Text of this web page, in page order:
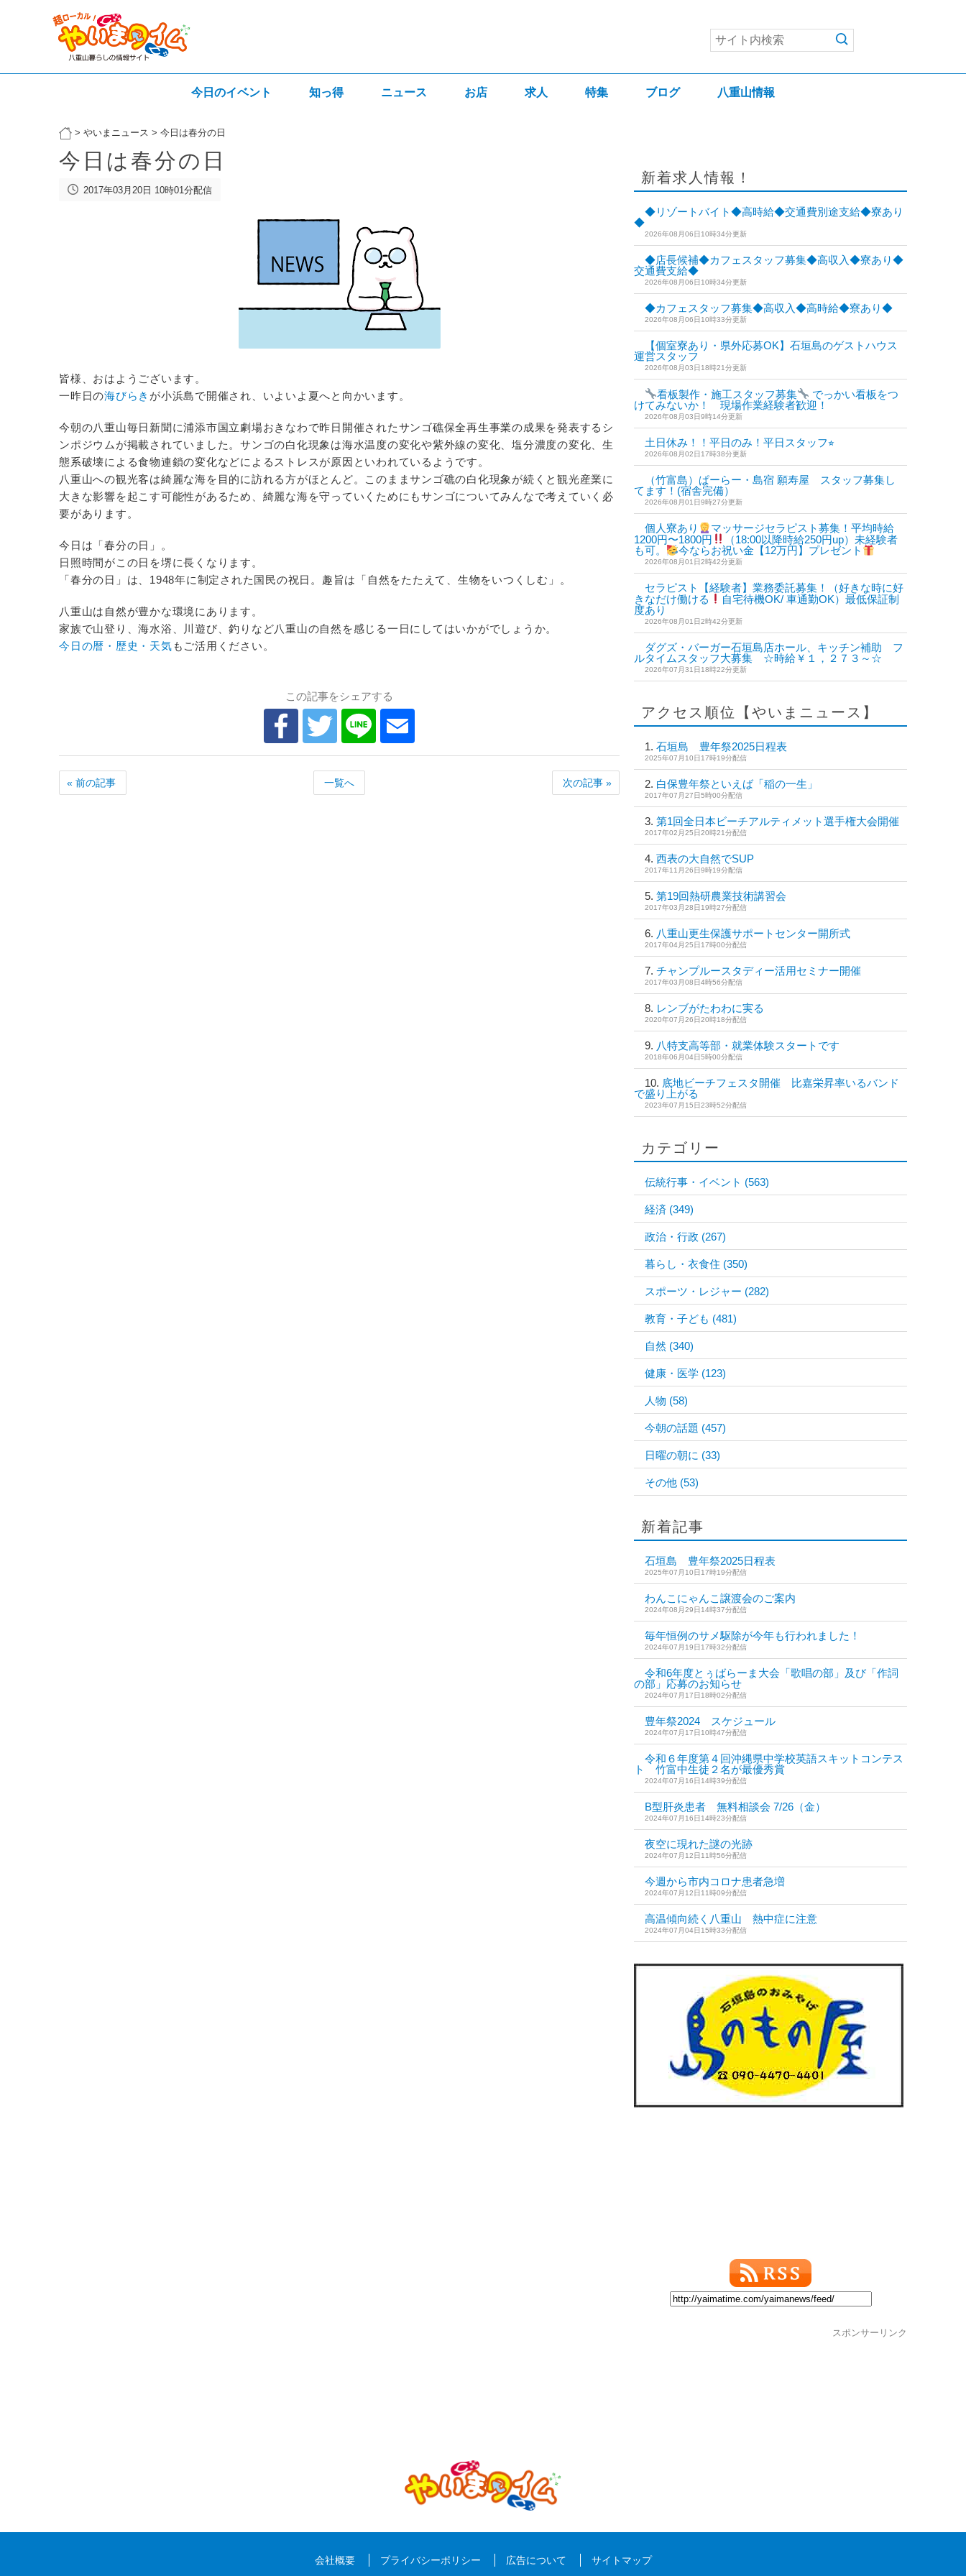
今日のイベント 知っ得 ニュース お店 求人 特集 ブログ 八重山情報
> やいまニュース > 今日は春分の日
今日は春分の日
2017年03月20日 10時01分配信
皆様、おはようございます。
一昨日の海びらき が小浜島で開催され、いよいよ夏へと向かいます。
今朝の八重山毎日新聞に浦添市国立劇場おきなわで昨日開催されたサンゴ礁保全再生事業の成果を発表するシ
ンポジウムが掲載されていました。サンゴの白化現象は海水温度の変化や紫外線の変化、塩分濃度の変化、生
態系破壊による食物連鎖の変化などによるストレスが原因といわれているようです。
八重山への観光客は綺麗な海を目的に訪れる方がほとんど。このままサンゴ礁の白化現象が続くと観光産業に
大きな影響を起こす可能性があるため、綺麗な海を守っていくためにもサンゴについてみんなで考えていく必
要があります。
今日は「春分の日」。
日照時間がこの日を堺に長くなります。
「春分の日」は、1948年に制定された国民の祝日。趣旨は「自然をたたえて、生物をいつくしむ」。
八重山は自然が豊かな環境にあります。
家族で山登り、海水浴、川遊び、釣りなど八重山の自然を感じる一日にしてはいかがでしょうか。
今日の暦・歴史・天気 もご活用ください。
この記事をシェアする
« 前の記事 一覧へ 次の記事 »
新着求人情報！
◆リゾートバイト◆高時給◆交通費別途支給◆寮あり
◆
2026年08月06日10時34分更新
◆店長候補◆カフェスタッフ募集◆高収入◆寮あり◆
交通費支給◆
2026年08月06日10時34分更新
◆カフェスタッフ募集◆高収入◆高時給◆寮あり◆
2026年08月06日10時33分更新
【個室寮あり・県外応募OK】石垣島のゲストハウス
運営スタッフ
2026年08月03日18時21分更新
看板製作・施工スタッフ募集
でっかい看板をつ
けてみないか！ 現場作業経験者歓迎！
2026年08月03日9時14分更新
土日休み！！平日のみ！平日スタッフ⭐︎
2026年08月02日17時38分更新
（竹富島）ぱーらー・島宿 願寿屋 スタッフ募集し
てます！(宿舎完備）
2026年08月01日9時27分更新
個人寮あり
マッサージセラピスト募集！平均時給
1200円〜1800円
（18:00以降時給250円up）未経験者
も可。
今ならお祝い金【12万円】プレゼント
2026年08月01日2時42分更新
セラピスト【経験者】業務委託募集！（好きな時に好
きなだけ働ける
自宅待機OK/ 車通勤OK）最低保証制
度あり
2026年08月01日2時42分更新
ダグズ・バーガー石垣島店ホール、キッチン補助 フ
ルタイムスタッフ大募集 ☆時給￥１，２７３～☆
2026年07月31日18時22分更新
アクセス順位【やいまニュース】
石垣島 豊年祭2025日程表
2025年07月10日17時19分配信
白保豊年祭といえば「稲の一生」
2017年07月27日5時00分配信
第1回全日本ビーチアルティメット選手権大会開催
2017年02月25日20時21分配信
西表の大自然でSUP
2017年11月26日9時19分配信
第19回熱研農業技術講習会
2017年03月28日19時27分配信
八重山更生保護サポートセンター開所式
2017年04月25日17時00分配信
チャンプルースタディー活用セミナー開催
2017年03月08日4時56分配信
レンブがたわわに実る
2020年07月26日20時18分配信
八特支高等部・就業体験スタートです
2018年06月04日5時00分配信
底地ビーチフェスタ開催 比嘉栄昇率いるバンド
で盛り上がる
2023年07月15日23時52分配信
カテゴリー
伝統行事・イベント (563)
経済 (349)
政治・行政 (267)
暮らし・衣食住 (350)
スポーツ・レジャー (282)
教育・子ども (481)
自然 (340)
健康・医学 (123)
人物 (58)
今朝の話題 (457)
日曜の朝に (33)
その他 (53)
新着記事
石垣島 豊年祭2025日程表
2025年07月10日17時19分配信
わんこにゃんこ譲渡会のご案内
2024年08月29日14時37分配信
毎年恒例のサメ駆除が今年も行われました！
2024年07月19日17時32分配信
令和6年度とぅばらーま大会「歌唱の部」及び「作詞
の部」応募のお知らせ
2024年07月17日18時02分配信
豊年祭2024 スケジュール
2024年07月17日10時47分配信
令和６年度第４回沖縄県中学校英語スキットコンテス
ト 竹富中生徒２名が最優秀賞
2024年07月16日14時39分配信
B型肝炎患者 無料相談会 7/26（金）
2024年07月16日14時23分配信
夜空に現れた謎の光跡
2024年07月12日11時56分配信
今週から市内コロナ患者急増
2024年07月12日11時09分配信
高温傾向続く八重山 熱中症に注意
2024年07月04日15時33分配信
スポンサーリンク
会社概要 プライバシーポリシー 広告について サイトマップ